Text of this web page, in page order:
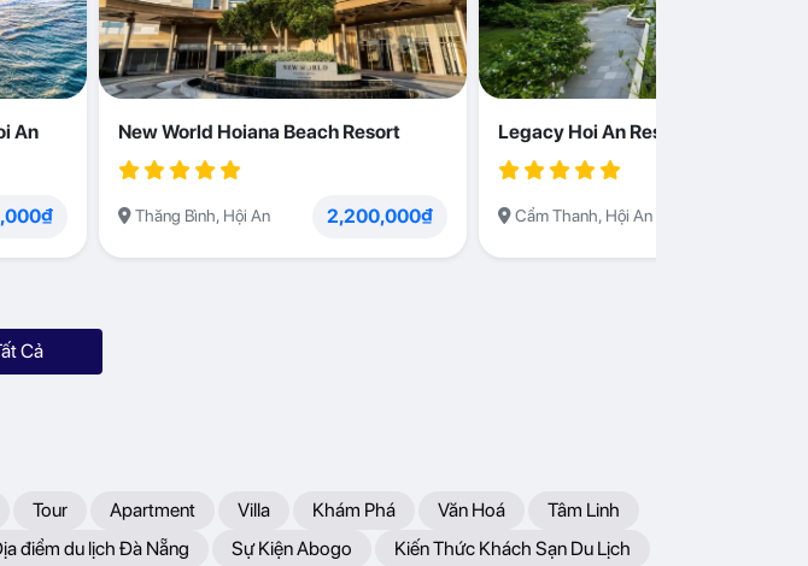
An New World Hoiana Beach Resort
Thăng Bình, Hội An 2,200,000₫
Legacy Hoi An Resort
Cẩm Thanh, Hội An
Cả
Tour Apartment Villa Khám Phá Văn Hoá
Tâm Linh
điểm du lịch Đà Nẵng Sự Kiện Abogo
Kiến Thức Khách Sạn Du Lịch